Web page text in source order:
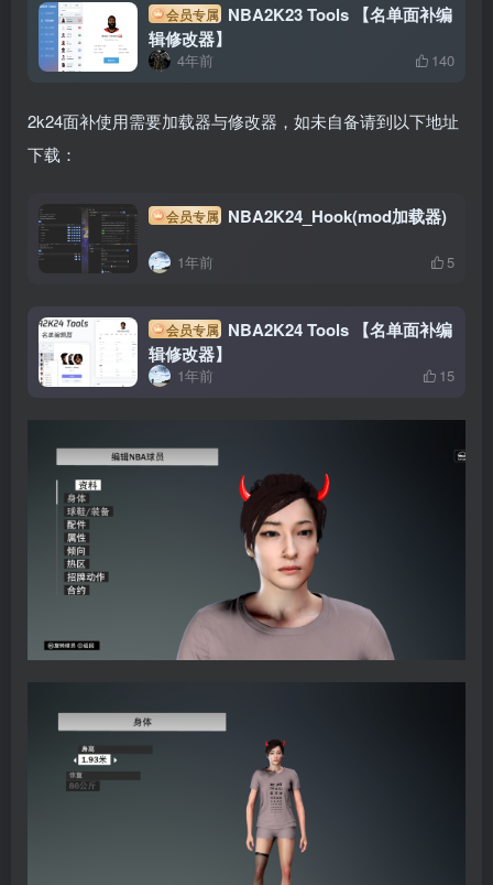
会员专属 NBA2K23 Tools 【名单面补编
辑修改器】
4年前 140
2k24面补使用需要加载器与修改器，如未自备请到以下地址
下载：
会员专属 NBA2K24_Hook(mod加载器)
1年前 5
会员专属 NBA2K24 Tools 【名单面补编
辑修改器】
1年前 15